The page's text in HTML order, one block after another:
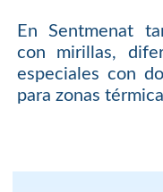
En Sentmenat
con mirillas,
especiales con
para zonas